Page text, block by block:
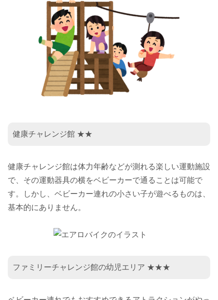
健康チャレンジ館 ★★
健康チャレンジ館は体力年齢などが測れる楽しい運動施設
で、その運動器具の横をベビーカーで通ることは可能で
す。しかし、ベビーカー連れの小さい子が遊べるものは、
基本的にありません。
ファミリーチャレンジ館の幼児エリア ★★★